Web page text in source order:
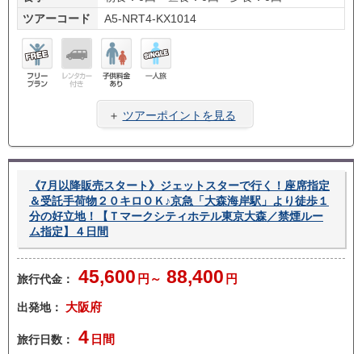
ツアーコード
A5-NRT4-KX1014
料金
旅
＋ ツアーポイントを見る
《7月以降販売スタート》ジェットスターで行く！座席指定
＆受託手荷物２０キロＯＫ♪京急「大森海岸駅」より徒歩１
分の好立地！【Ｔマークシティホテル東京大森／禁煙ルー
ム指定】４日間
旅行代金： 45,600 円～ 88,400 円
出発地： 大阪府
旅行日数： 4 日間